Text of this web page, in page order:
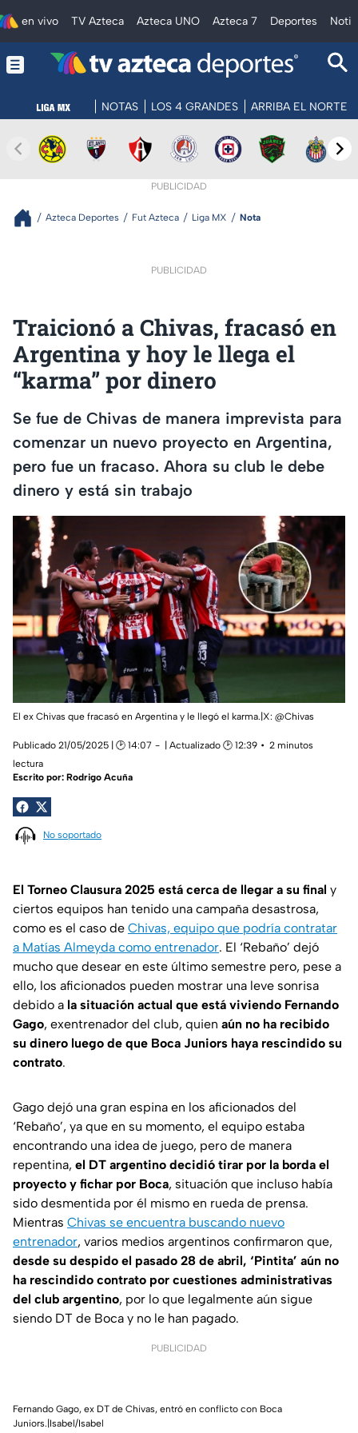
en vivo TV Azteca Azteca UNO Azteca 7 Deportes
NOTAS LOS 4 GRANDES ARRIBA EL NORTE
PUBLICIDAD
Azteca Deportes Fut Azteca Liga MX Nota
PUBLICIDAD
Traicionó a Chivas, fracasó en
Argentina y hoy le llega el
“karma” por dinero
Se fue de Chivas de manera imprevista para
comenzar un nuevo proyecto en Argentina,
pero fue un fracaso. Ahora su club le debe
dinero y está sin trabajo
El ex Chivas que fracasó en Argentina y le llegó el karma.|X: @Chivas
Publicado 21/05/2025 | 🕑 14:07 | Actualizado 🕑 12:39
2 minutos
lectura
Escrito por: Rodrigo Acuña
No soportado
El Torneo Clausura 2025 está cerca de llegar a su final y
ciertos equipos han tenido una campaña desastrosa,
como es el caso de Chivas, equipo que podría contratar
a Matías Almeyda como entrenador. El ‘Rebaño’ dejó
mucho que desear en este último semestre pero, pese a
ello, los aficionados pueden mostrar una leve sonrisa
debido a la situación actual que está viviendo Fernando
Gago, exentrenador del club, quien aún no ha recibido
su dinero luego de que Boca Juniors haya rescindido su
contrato.
Gago dejó una gran espina en los aficionados del
‘Rebaño’, ya que en su momento, el equipo estaba
encontrando una idea de juego, pero de manera
repentina, el DT argentino decidió tirar por la borda el
proyecto y fichar por Boca, situación que incluso había
sido desmentida por él mismo en rueda de prensa.
Mientras Chivas se encuentra buscando nuevo
entrenador, varios medios argentinos confirmaron que,
desde su despido el pasado 28 de abril, ‘Pintita’ aún no
ha rescindido contrato por cuestiones administrativas
del club argentino, por lo que legalmente aún sigue
siendo DT de Boca y no le han pagado.
PUBLICIDAD
Fernando Gago, ex DT de Chivas, entró en conflicto con Boca
Juniors.|Isabel/Isabel